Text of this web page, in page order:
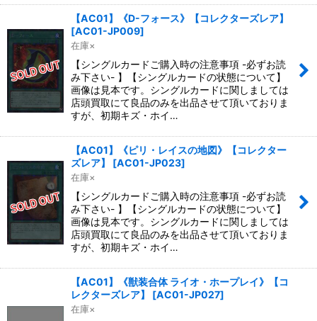
【AC01】《D-フォース》【コレクターズレア】
[AC01-JP009]
在庫×
【シングルカードご購入時の注意事項 -必ずお読
み下さい- 】【シングルカードの状態について】
画像は見本です。シングルカードに関しましては
店頭買取にて良品のみを出品させて頂いておりま
すが、初期キズ・ホイ…
【AC01】《ピリ・レイスの地図》【コレクター
ズレア】
[AC01-JP023]
在庫×
【シングルカードご購入時の注意事項 -必ずお読
み下さい- 】【シングルカードの状態について】
画像は見本です。シングルカードに関しましては
店頭買取にて良品のみを出品させて頂いておりま
すが、初期キズ・ホイ…
【AC01】《獣装合体 ライオ・ホープレイ》【コ
レクターズレア】
[AC01-JP027]
在庫×